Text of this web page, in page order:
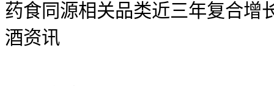
药食同源相关品类近三年复合增
酒资讯